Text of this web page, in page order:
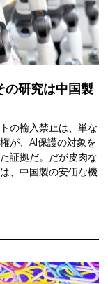
の研究は中国製
の輸入禁止は、単な
が、AI保護の対象を
証拠だ。だが皮肉な
、中国製の安価な機